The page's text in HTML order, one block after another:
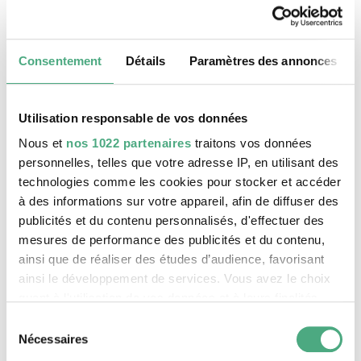
Consentement Détails Paramètres des annonces
Utilisation responsable de vos données
Nous et nos 1022 partenaires traitons vos données
personnelles, telles que votre adresse IP, en utilisant des
technologies comme les cookies pour stocker et accéder
à des informations sur votre appareil, afin de diffuser des
publicités et du contenu personnalisés, d'effectuer des
mesures de performance des publicités et du contenu,
ainsi que de réaliser des études d’audience, favorisant
ainsi le développement de services. Vous avez le choix
tout moment en consultant la Déclaration relative aux
cookies ou en cliquant sur l'icône de confidentialité.
Nécessaires
Robert Kaltenhäuser
Scratching the Surface Project
©